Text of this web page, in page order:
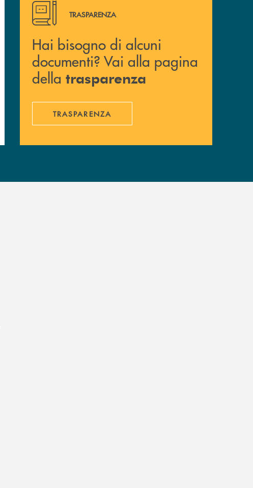
Hai bisogno di alcuni documenti? Vai alla pagina della
TRASPARENZA
Hai bisogno di alcuni
documenti? Vai alla pagina
della trasparenza
TRASPARENZA